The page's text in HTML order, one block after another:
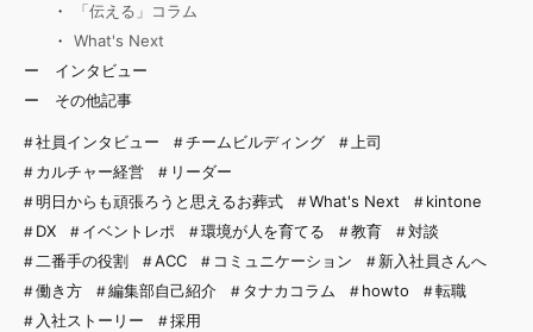
「伝える」コラム
What's Next
インタビュー
その他記事
社員インタビュー チームビルディング
上司
カルチャー経営
リーダー
明日からも頑張ろうと思えるお葬式
What's Next
kintone
DX
イベントレポ 環境が人を育てる 教育
対談
二番手の役割
ACC コミュニケーション
新入社員さんへ
働き方
編集部自己紹介 タナカコラム howto
転職
入社ストーリー
採用